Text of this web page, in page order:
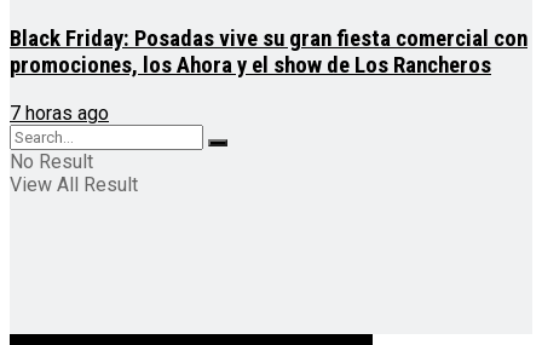
Black Friday: Posadas vive su gran fiesta comercial con
promociones, los Ahora y el show de Los Rancheros
7 horas ago
No Result
View All Result